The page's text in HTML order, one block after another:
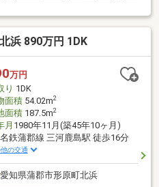
可能性がありますが、現況渡
浜 890万円 1DK
万円
り 1DK
面積54.02m2
面積187.5m2
月 1980年11月(築45年10ヶ月)
名鉄蒲郡線 三河鹿島駅 徒歩16分
の交通
愛知県蒲郡市形原町北浜